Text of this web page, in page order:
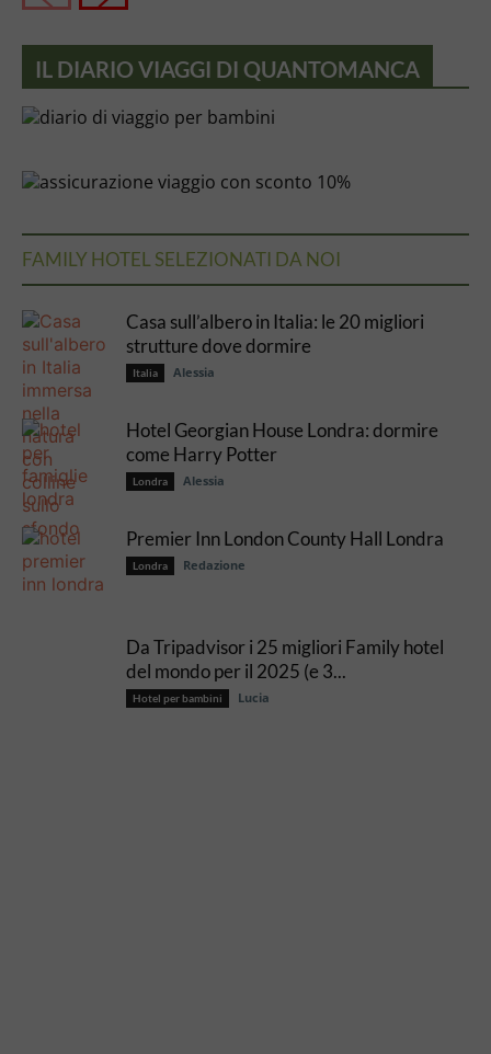
IL DIARIO VIAGGI DI QUANTOMANCA
FAMILY HOTEL SELEZIONATI DA NOI
Casa sull’albero in Italia: le 20 migliori
strutture dove dormire
Italia Alessia
Hotel Georgian House Londra: dormire
come Harry Potter
Londra Alessia
Premier Inn London County Hall Londra
Londra Redazione
Da Tripadvisor i 25 migliori Family hotel
del mondo per il 2025 (e 3...
Hotel per bambini Lucia